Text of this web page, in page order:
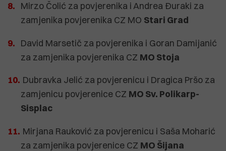
Mirzo Čolić za povjerenika i Andrea Đuraki za
zamjenika povjerenika CZ MO Stari Grad
David Marsetič za povjerenika i Goran Damijanić
za zamjenika povjerenika CZ MO Stoja
Dubravka Jelić za povjerenicu i Dragica Pršo za
zamjenicu povjerenice CZ MO Sv. Polikarp-
Sisplac
Mirjana Rauković za povjerenicu i Saša Moharić
za zamjenika povjerenice CZ MO Šijana